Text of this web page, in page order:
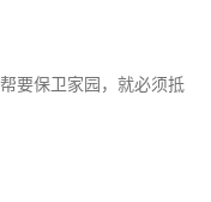
要保卫家园，就必须抵